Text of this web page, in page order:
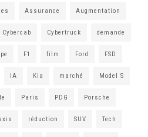
Assurance Augmentation
Cybercab Cybertruck demande
F1 film Ford FSD
IA Kia marché Model S
Paris PDG Porsche
réduction SUV Tech